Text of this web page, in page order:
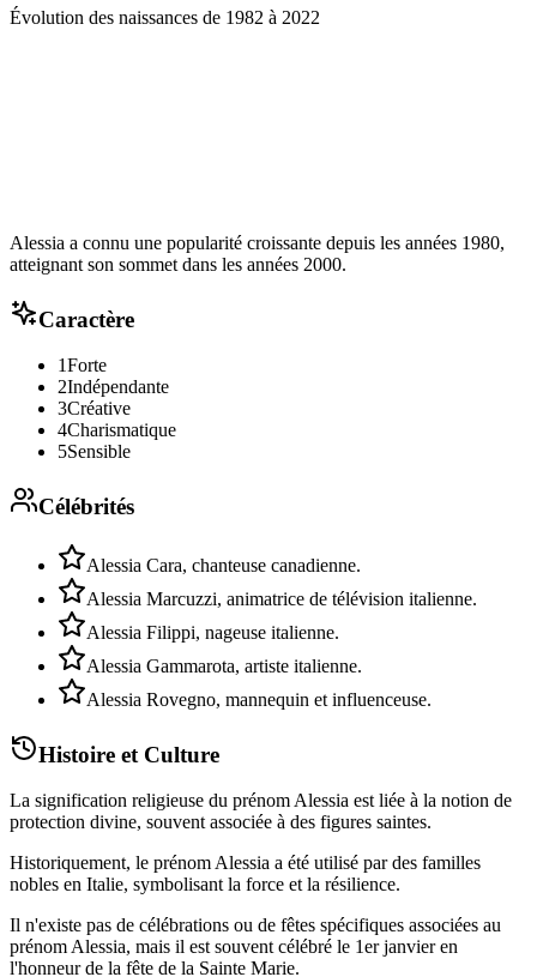
Évolution des naissances de 1982 à 2022
Alessia a connu une popularité croissante depuis les années 1980,
atteignant son sommet dans les années 2000.
Caractère
1Forte
2Indépendante
3Créative
4Charismatique
5Sensible
Célébrités
Alessia Cara, chanteuse canadienne.
Alessia Marcuzzi, animatrice de télévision italienne.
Alessia Filippi, nageuse italienne.
Alessia Gammarota, artiste italienne.
Alessia Rovegno, mannequin et influenceuse.
Histoire et Culture
La signification religieuse du prénom Alessia est liée à la notion de
protection divine, souvent associée à des figures saintes.
Historiquement, le prénom Alessia a été utilisé par des familles
nobles en Italie, symbolisant la force et la résilience.
Il n'existe pas de célébrations ou de fêtes spécifiques associées au
prénom Alessia, mais il est souvent célébré le 1er janvier en
l'honneur de la fête de la Sainte Marie.